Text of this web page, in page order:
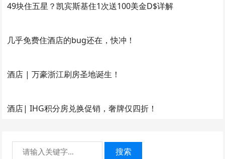
49块住五星？凯宾斯基住1次送100美金D$详解
几乎免费住酒店的bug还在，快冲！
酒店 | 万豪浙江刷房圣地诞生！
酒店| IHG积分房兑换促销，奢牌仅四折！
搜索